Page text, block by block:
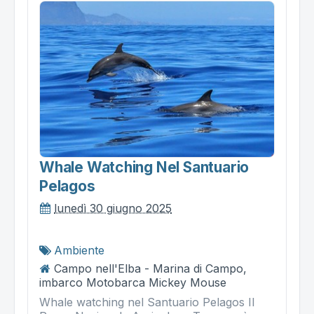
Whale Watching Nel Santuario
Pelagos
lunedì 30 giugno 2025
Ambiente
Campo nell'Elba - Marina di Campo,
imbarco Motobarca Mickey Mouse
Whale watching nel Santuario Pelagos Il